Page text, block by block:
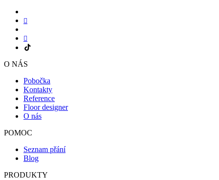
O NÁS
Pobočka
Kontakty
Reference
Floor designer
O nás
POMOC
Seznam přání
Blog
PRODUKTY